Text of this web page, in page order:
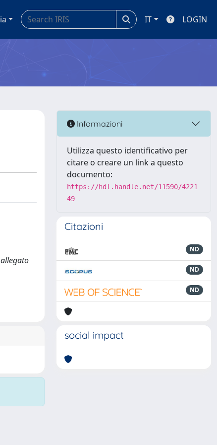
IT LOGIN
allegato
Informazioni
Utilizza questo identificativo per
citare o creare un link a questo
documento:
https://hdl.handle.net/11590/4221
49
Citazioni
ND
ND
ND
social impact